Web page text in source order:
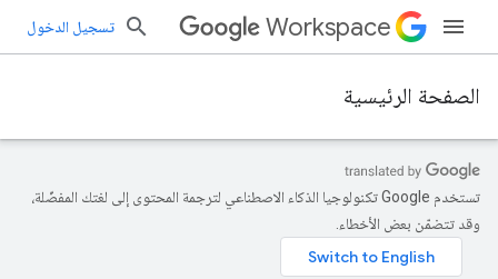
Workspace تسجيل الدخول
الصفحة الرئيسية
تستخدم Google تكنولوجيا الذكاء الاصطناعي لترجمة المحتوى إلى لغتك المفضّلة،
وقد تتضمّن بعض الأخطاء.